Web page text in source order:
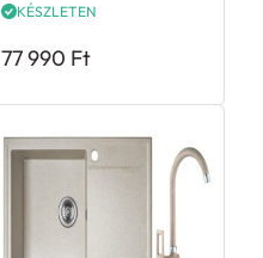
KÉSZLETEN
77 990 Ft